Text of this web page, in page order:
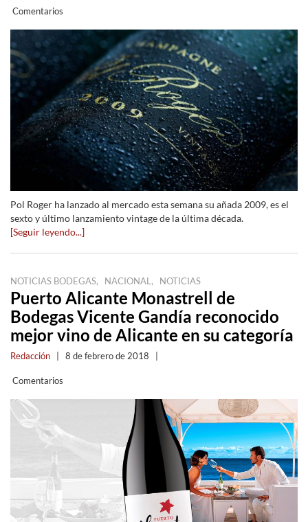
Comentarios
Pol Roger ha lanzado al mercado esta semana su añada 2009, es el
sexto y último lanzamiento vintage de la última década.
[Seguir leyendo...]
NOTICIAS BODEGAS, NACIONAL , NOTICIAS
Puerto Alicante Monastrell de
Bodegas Vicente Gandía reconocido
mejor vino de Alicante en su categoría
Redacción | 8 de febrero de 2018 |
Comentarios